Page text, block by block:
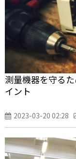
測量機器を守る
イント
2023-03-20 02:28